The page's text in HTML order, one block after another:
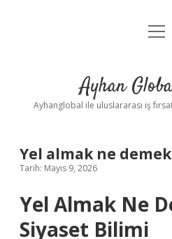
Yasal
Ayhan
Ayhanglobal ile uluslararası iş
Yel almak ne demek
Tarih: Mayıs 9, 2026
Yel Almak Ne
Siyaset Bilimi